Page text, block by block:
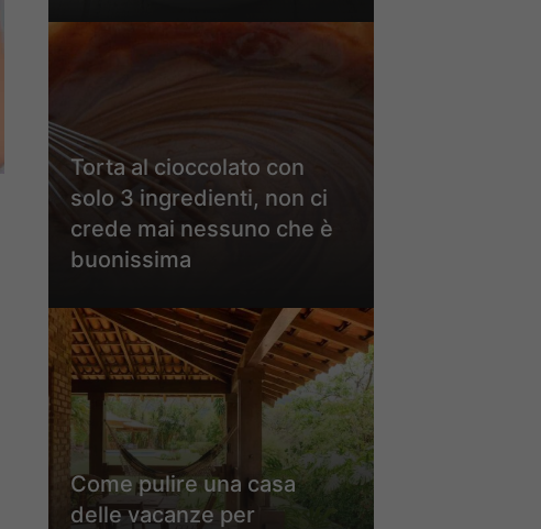
Torta al cioccolato con
solo 3 ingredienti, non ci
crede mai nessuno che è
buonissima
Come pulire una casa
delle vacanze per